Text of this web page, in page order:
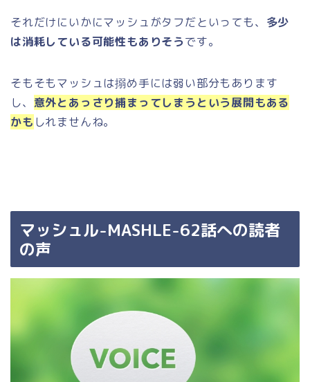
それだけにいかにマッシュがタフだといっても、 多少
は消耗している可能性もありそうです。
そもそもマッシュは搦め手には弱い部分もあります
し、 意外とあっさり捕まってしまうという展開もある
かも しれませんね。
マッシュル-MASHLE-62話への読者
の声